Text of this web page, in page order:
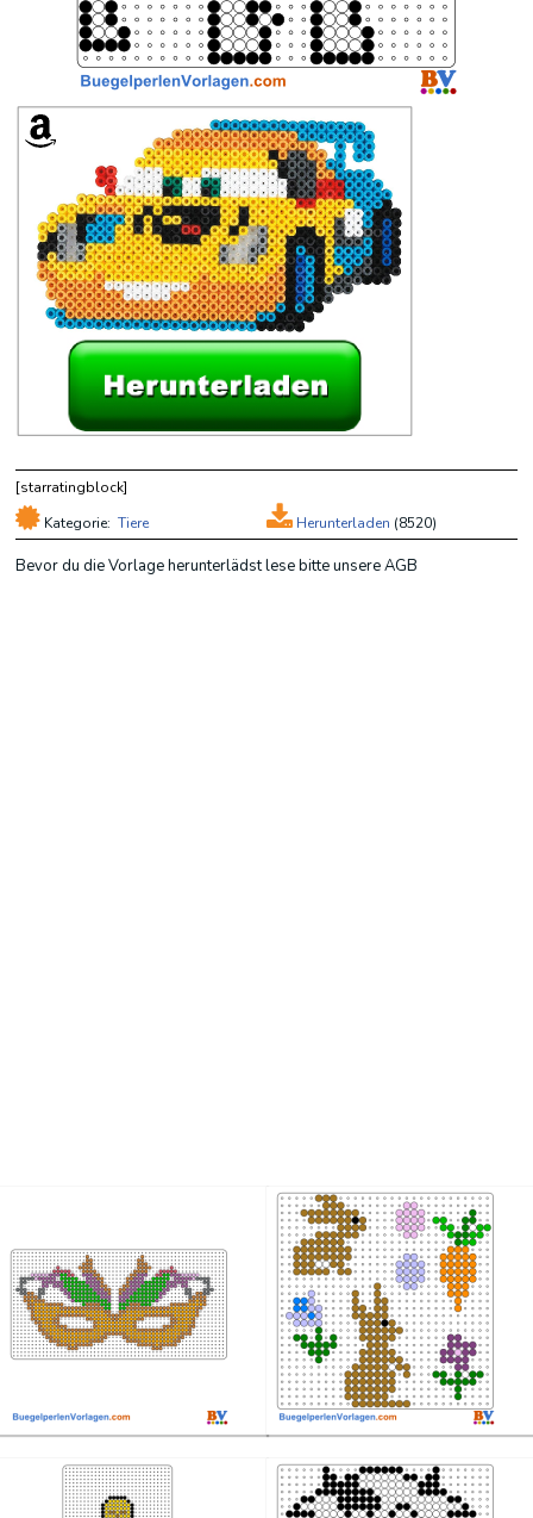
[starratingblock]
Herunterladen (8520)
Kategorie: Tiere
Bevor du die Vorlage herunterlädst lese bitte unsere AGB